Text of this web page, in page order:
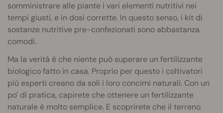
somministrare alle piante i vari elementi nutritivi nei
tempi giusti, e in dosi corrette. In questo senso, i kit di
sostanze nutritive pre-confezionati sono abbastanza
comodi.
Ma la verità è che niente può superare un fertilizzante
biologico fatto in casa. Proprio per questo i coltivatori
più esperti creano da soli i loro concimi naturali. Con un
po' di pratica, capirete che ottenere un fertilizzante
naturale è molto semplice. E scoprirete che il terreno